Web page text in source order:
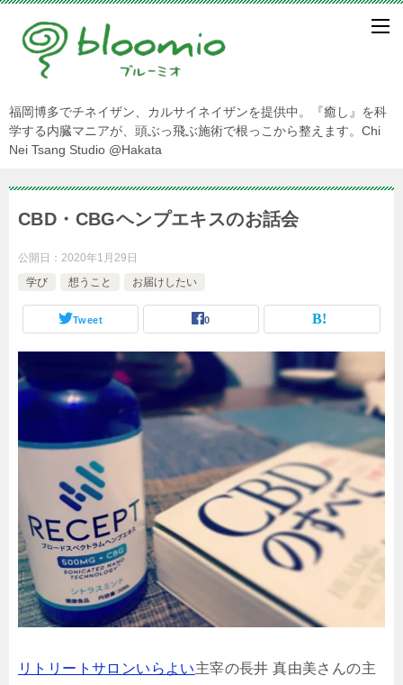
福岡博多でチネイザン、カルサイネイザンを提供中。『癒し』を科
学する内臓マニアが、頭ぶっ飛ぶ施術で根っこから整えます。Chi
Nei Tsang Studio @Hakata
CBD・CBGヘンプエキスのお話会
公開日： 2020年1月29日
学び
想うこと お届けしたい
Tweet 0
リトリートサロンいらよい主宰の長井 真由美さんの主